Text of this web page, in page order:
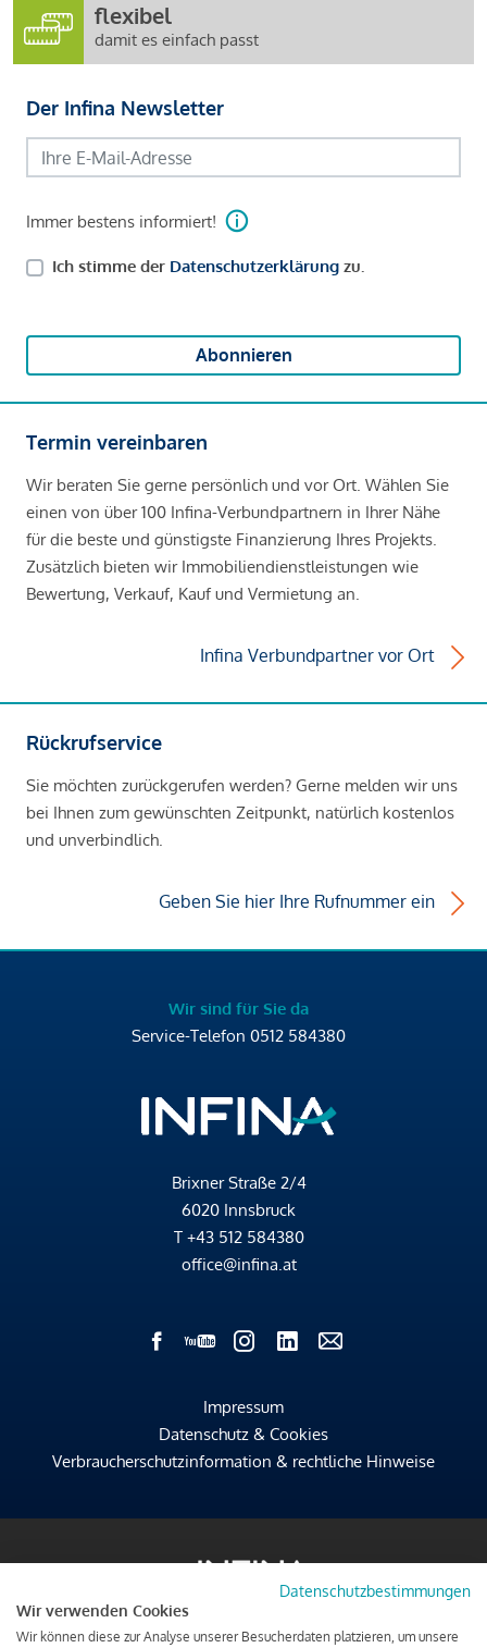
flexibel
damit es einfach passt
Der Infina Newsletter
Immer bestens informiert!
Ich stimme der Datenschutzerklärung zu.
Abonnieren
Termin vereinbaren
Wir beraten Sie gerne persönlich und vor Ort. Wählen Sie
einen von über 100 Infina-Verbundpartnern in Ihrer Nähe
für die beste und günstigste Finanzierung Ihres Projekts.
Zusätzlich bieten wir Immobiliendienstleistungen wie
Bewertung, Verkauf, Kauf und Vermietung an.
Infina Verbundpartner vor Ort
Rückrufservice
Sie möchten zurückgerufen werden? Gerne melden wir uns
bei Ihnen zum gewünschten Zeitpunkt, natürlich kostenlos
und unverbindlich.
Geben Sie hier Ihre Rufnummer ein
Wir sind für Sie da
Service-Telefon 0512 584380
Brixner Straße 2/4
6020 Innsbruck
T +43 512 584380
office@infina.at
Impressum
Datenschutz & Cookies
Verbraucherschutzinformation & rechtliche Hinweise
Datenschutzbestimmungen
Wir verwenden Cookies
Wir können diese zur Analyse unserer Besucherdaten platzieren, um unsere